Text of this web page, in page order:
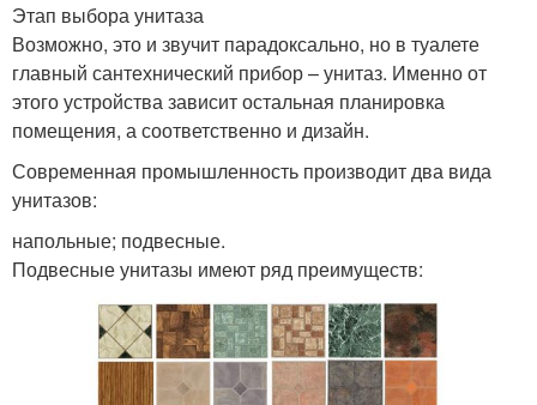
Этап выбора унитаза
Возможно, это и звучит парадоксально, но в туалете
главный сантехнический прибор – унитаз. Именно от
этого устройства зависит остальная планировка
помещения, а соответственно и дизайн.
Современная промышленность производит два вида
унитазов:
напольные; подвесные.
Подвесные унитазы имеют ряд преимуществ: